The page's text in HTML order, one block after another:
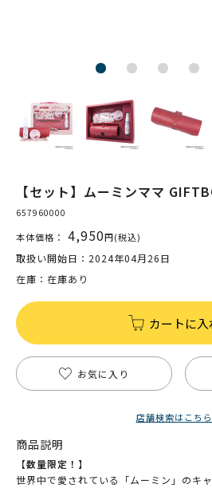
【セット】ムーミンママ
657960000
本体価格： 4,950円(税込)
取扱い開始日：2024年04月26日
在庫：在庫あり
カートに入
お気に入り
店舗検索はこち
商品説明
【数量限定！】
世界中で愛されている「ムーミン」のキ